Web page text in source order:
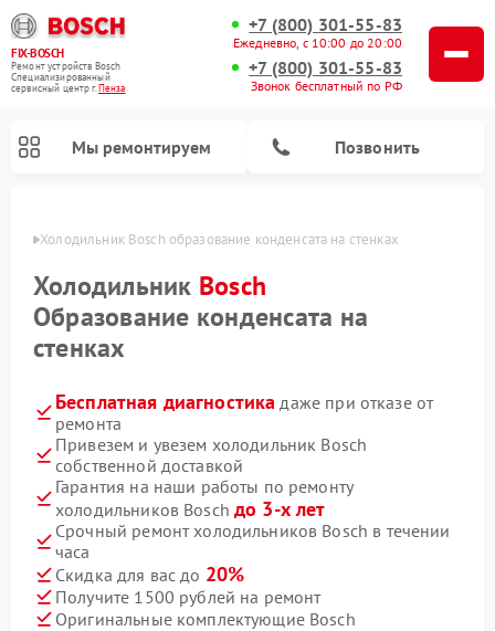
FIX-BOSCH
Ремонт устройств Bosch
Специализированный
cервисный центр г.Пенза
+7 (800) 301-55-83
Ежедневно, с 10:00 до 20:00
+7 (800) 301-55-83
Звонок бесплатный по РФ
Мы ремонтируем Позвонить
Холодильник Bosch образование конденсата на стенках
Холодильник Bosch
Образование конденсата на
стенках
Бесплатная диагностика даже при отказе от
ремонта
Привезем и увезем холодильник Bosch
собственной доставкой
Гарантия на наши работы по ремонту
холодильников Boschдо 3-х лет
Срочный ремонт холодильников Bosch в течении
часа
Скидка для вас до 20%
Получите 1500 рублей на ремонт
Оригинальные комплектующие Bosch